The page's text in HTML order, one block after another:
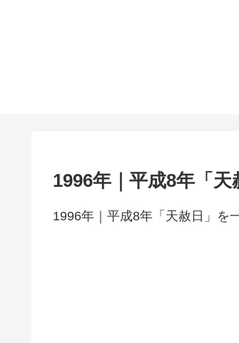
1996年｜平成8年「天
1996年｜平成8年「天赦日」を